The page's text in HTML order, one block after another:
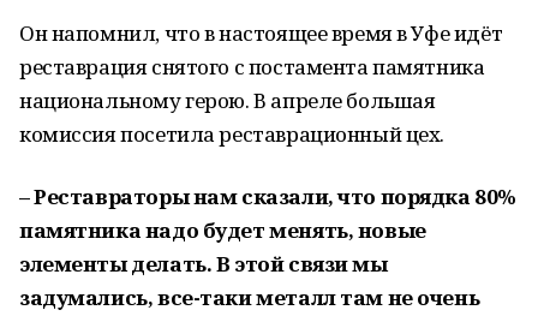
Он напомнил, что в настоящее время в Уфе идёт
реставрация снятого с постамента памятника
национальному герою. В апреле большая
комиссия посетила реставрационный цех.
– Реставраторы нам сказали, что порядка 80%
памятника надо будет менять, новые
элементы делать. В этой связи мы
задумались, все-таки металл там не очень